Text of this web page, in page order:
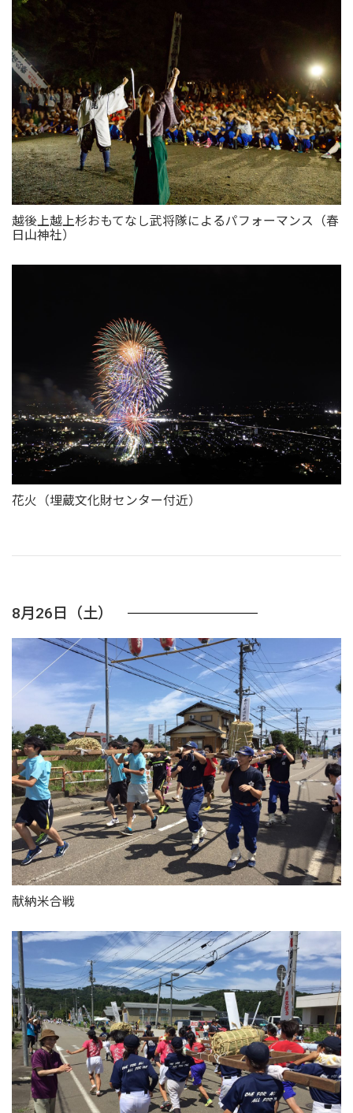
越後上越上杉おもてなし武将隊によるパフォーマンス（春
日山神社）
花火（埋蔵文化財センター付近）
8月26日（土）
献納米合戦